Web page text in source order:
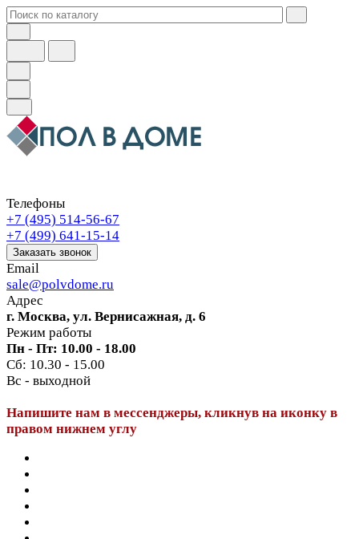
Телефоны
+7 (495) 514-56-67
+7 (499) 641-15-14
Заказать звонок
Email
sale@polvdome.ru
Адрес
г. Москва, ул. Вернисажная, д. 6
Режим работы
Пн - Пт: 10.00 - 18.00
Сб: 10.30 - 15.00
Вс - выходной
Напишите нам в мессенджеры, кликнув на иконку в
правом нижнем углу